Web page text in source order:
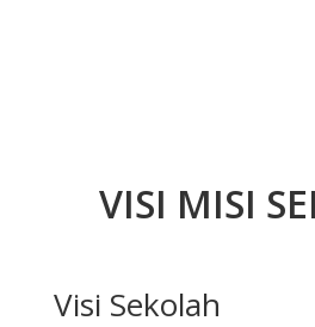
VISI MISI
Visi Sekolah